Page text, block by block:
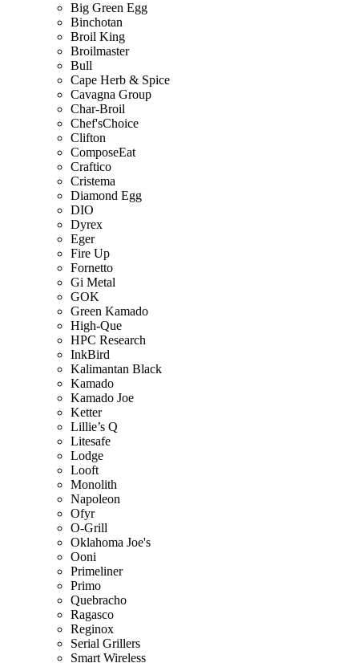
Big Green Egg
Binchotan
Broil King
Broilmaster
Bull
Cape Herb & Spice
Cavagna Group
Char-Broil
Chef'sChoice
Clifton
ComposeEat
Craftico
Cristema
Diamond Egg
DIO
Dyrex
Eger
Fire Up
Fornetto
Gi Metal
GOK
Green Kamado
High-Que
HPC Research
InkBird
Kalimantan Black
Kamado
Kamado Joe
Ketter
Lillie’s Q
Litesafe
Lodge
Looft
Monolith
Napoleon
Ofyr
O-Grill
Oklahoma Joe's
Ooni
Primeliner
Primo
Quebracho
Ragasco
Reginox
Serial Grillers
Smart Wireless